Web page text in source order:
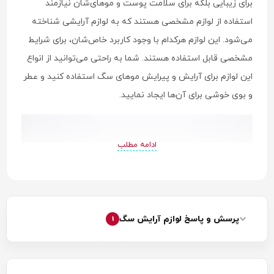
برای زیبایی بلکه برای سلامت پوست و موهای‌شان نیازمند
استفاده از لوازم مشخصی هستند که به لوازم آرایشی شناخته
می‌شود. این لوازم هرکدام با وجود کاربرد خاص‌شان، برای شرایط
مشخصی قابل استفاده هستند. شما به راحتی می‌توانید از انواع
این لوازم برای آرایش و پیرایش موهای سگ استفاده کنید و عطر
و بوی خوشی برای آن‌ها ایجاد نمایید.
ادامه مطلب
پرسش و پاسخ لوازم آرایش سگ 1